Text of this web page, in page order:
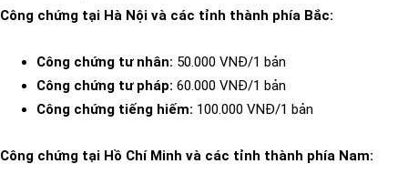
Công chứng tại Hà Nội và các tỉnh thành phía Bắc:
Công chứng tư nhân: 50.000 VNĐ/1 bản
Công chứng tư pháp: 60.000 VNĐ/1 bản
Công chứng tiếng hiếm: 100.000 VNĐ/1 bản
Công chứng tại Hồ Chí Minh và các tỉnh thành phía Nam: